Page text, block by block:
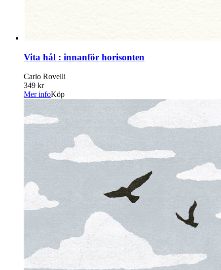
Vita hål : innanför horisonten
Carlo Rovelli
349 kr
Mer infoKöp